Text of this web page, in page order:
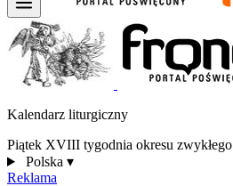
Kalendarz liturgiczny
Piątek XVIII tygodnia okresu zwykłego
Polska ▾
Reklama